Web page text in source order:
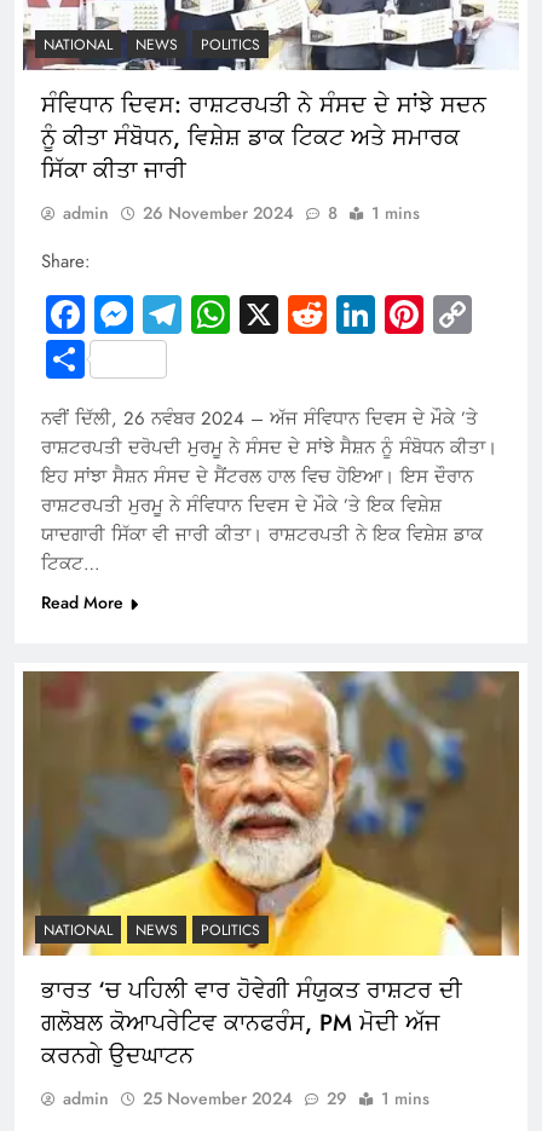
NATIONAL NEWS POLITICS
ਸੰਵਿਧਾਨ ਦਿਵਸ: ਰਾਸ਼ਟਰਪਤੀ ਨੇ ਸੰਸਦ ਦੇ ਸਾਂਝੇ ਸਦਨ
ਨੂੰ ਕੀਤਾ ਸੰਬੋਧਨ, ਵਿਸ਼ੇਸ਼ ਡਾਕ ਟਿਕਟ ਅਤੇ ਸਮਾਰਕ
ਸਿੱਕਾ ਕੀਤਾ ਜਾਰੀ
admin 26 November 2024 8 1 mins
Share:
Facebook
Messenger
Telegram
WhatsApp
X RedditLinkedIn
Share
ਨਵੀਂ ਦਿੱਲੀ, 26 ਨਵੰਬਰ 2024 – ਅੱਜ ਸੰਵਿਧਾਨ ਦਿਵਸ ਦੇ ਮੌਕੇ ’ਤੇ
ਰਾਸ਼ਟਰਪਤੀ ਦਰੋਪਦੀ ਮੁਰਮੂ ਨੇ ਸੰਸਦ ਦੇ ਸਾਂਝੇ ਸੈਸ਼ਨ ਨੂੰ ਸੰਬੋਧਨ ਕੀਤਾ।
ਇਹ ਸਾਂਝਾ ਸੈਸ਼ਨ ਸੰਸਦ ਦੇ ਸੈਂਟਰਲ ਹਾਲ ਵਿਚ ਹੋਇਆ। ਇਸ ਦੌਰਾਨ
ਰਾਸ਼ਟਰਪਤੀ ਮੁਰਮੂ ਨੇ ਸੰਵਿਧਾਨ ਦਿਵਸ ਦੇ ਮੌਕੇ ’ਤੇ ਇਕ ਵਿਸ਼ੇਸ਼
ਯਾਦਗਾਰੀ ਸਿੱਕਾ ਵੀ ਜਾਰੀ ਕੀਤਾ। ਰਾਸ਼ਟਰਪਤੀ ਨੇ ਇਕ ਵਿਸ਼ੇਸ਼ ਡਾਕ
ਟਿਕਟ…
Read More
NATIONAL NEWS POLITICS
ਭਾਰਤ ‘ਚ ਪਹਿਲੀ ਵਾਰ ਹੋਵੇਗੀ ਸੰਯੁਕਤ ਰਾਸ਼ਟਰ ਦੀ
ਗਲੋਬਲ ਕੋਆਪਰੇਟਿਵ ਕਾਨਫਰੰਸ, PM ਮੋਦੀ ਅੱਜ
ਕਰਨਗੇ ਉਦਘਾਟਨ
admin 25 November 2024 29 1 mins